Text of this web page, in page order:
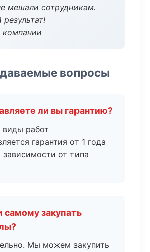
мешали сотрудникам.
вопросы
ли вы гарантию?
виды работ
гарантия от 1 года
от типа
самому закупать
Мы можем закупить